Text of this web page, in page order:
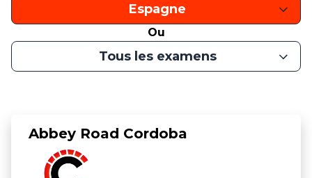
Espagne
Ou
Tous les examens
Abbey Road Cordoba